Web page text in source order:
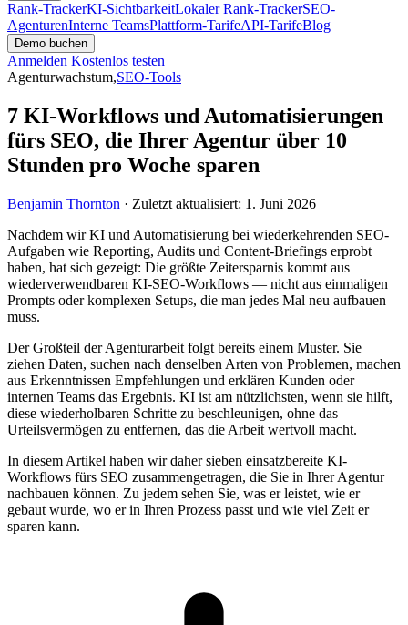
Rank-TrackerKI-SichtbarkeitLokaler Rank-TrackerSEO-
AgenturenInterne TeamsPlattform-TarifeAPI-TarifeBlog
Demo buchen
Anmelden Kostenlos testen
Agenturwachstum,SEO-Tools
7 KI-Workflows und Automatisierungen
fürs SEO, die Ihrer Agentur über 10
Stunden pro Woche sparen
Benjamin Thornton · Zuletzt aktualisiert: 1. Juni 2026
Nachdem wir KI und Automatisierung bei wiederkehrenden SEO-
Aufgaben wie Reporting, Audits und Content-Briefings erprobt
haben, hat sich gezeigt: Die größte Zeitersparnis kommt aus
wiederverwendbaren KI-SEO-Workflows — nicht aus einmaligen
Prompts oder komplexen Setups, die man jedes Mal neu aufbauen
muss.
Der Großteil der Agenturarbeit folgt bereits einem Muster. Sie
ziehen Daten, suchen nach denselben Arten von Problemen, machen
aus Erkenntnissen Empfehlungen und erklären Kunden oder
internen Teams das Ergebnis. KI ist am nützlichsten, wenn sie hilft,
diese wiederholbaren Schritte zu beschleunigen, ohne das
Urteilsvermögen zu entfernen, das die Arbeit wertvoll macht.
In diesem Artikel haben wir daher sieben einsatzbereite KI-
Workflows fürs SEO zusammengetragen, die Sie in Ihrer Agentur
nachbauen können. Zu jedem sehen Sie, was er leistet, wie er
gebaut wurde, wo er in Ihren Prozess passt und wie viel Zeit er
sparen kann.